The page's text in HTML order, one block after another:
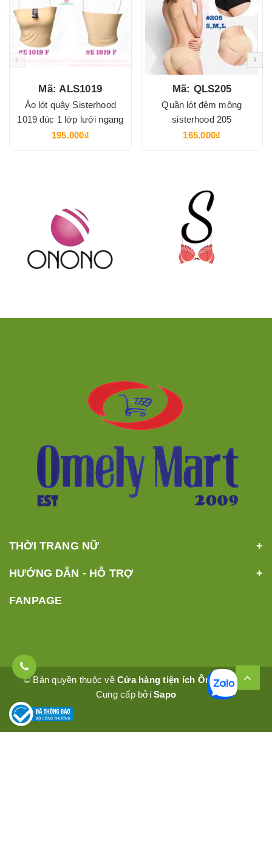
Mã: ALS1019
Áo lót quây Sisterhood
1019 đúc 1 lớp lưới ngang
195.000₫
Mã: QLS205
Quần lót đệm mông
sisterhood 205
165.000₫
THỜI TRANG NỮ
HƯỚNG DẪN - HỖ TRỢ
FANPAGE
© Bản quyền thuộc vềCửa hàng tiện ích Ômêly Mart
Cung cấp bởiSapo